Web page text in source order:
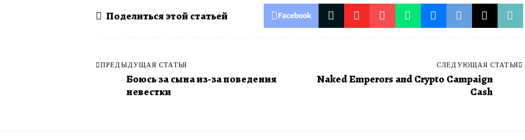
Поделиться этой статьей Facebook
ПРЕДЫДУЩАЯ СТАТЬЯ
Боюсь за сына из-за поведения
невестки
СЛЕДУЮЩАЯ СТАТЬЯ
Naked Emperors and Crypto Campaign
Cash